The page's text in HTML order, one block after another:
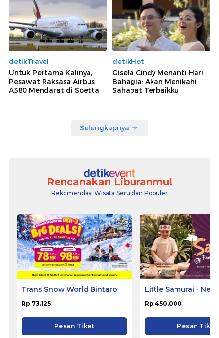
detikTravel
Untuk Pertama Kalinya,
Pesawat Raksasa Airbus
A380 Mendarat di Soetta
detikHot
Gisela Cindy Menanti Hari
Bahagia: Akan Menikahi
Sahabat Terbaikku
Selengkapnya
Rencanakan Liburanmu!
Rekomendasi Wisata Seru dan Populer
Trans Snow World Bintaro
Rp 73.125
Pesan Tiket
Little Samurai -
Rp 450.000
Pesan Tiket